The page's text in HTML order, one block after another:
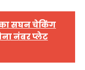
सघन चेकिंग
नंबर प्लेट